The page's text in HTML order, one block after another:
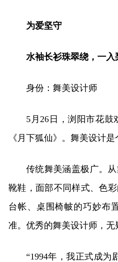
为爱坚守
水袖长衫珠翠绕，一入
身份：舞美设计师
5月26日，浏阳市花
《月下狐仙》。舞美设计
传统舞美涵盖极广。
靴鞋，面部不同样式、色
台帐、桌围椅帔的巧妙布
准。优秀的舞美设计师，无
“1994年，我正式成为